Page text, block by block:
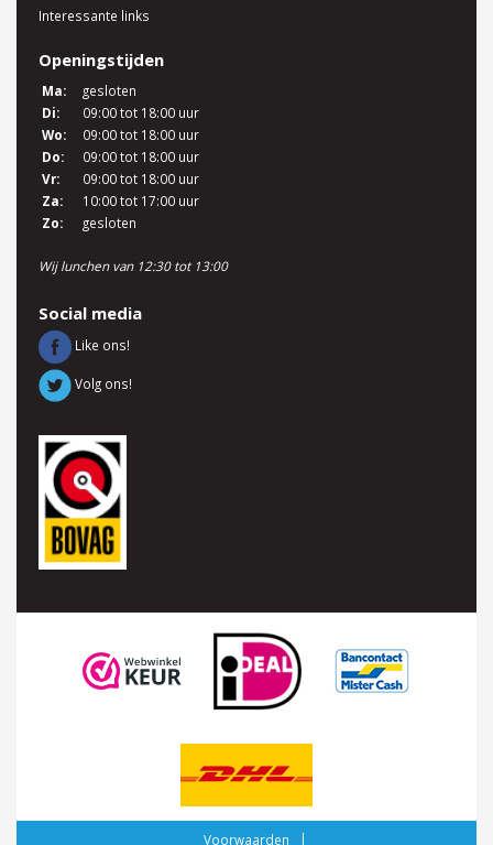
Interessante links
Openingstijden
Ma:
gesloten
Di:
09:00 tot 18:00 uur
Wo:
09:00 tot 18:00 uur
Do:
09:00 tot 18:00 uur
Vr:
09:00 tot 18:00 uur
Za:
10:00 tot 17:00 uur
Zo:
gesloten
Wij lunchen van 12:30 tot 13:00
Social media
Like ons!
Volg ons!
Voorwaarden